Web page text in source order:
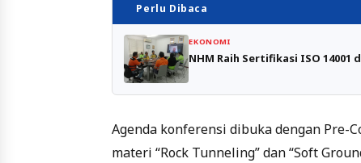
Perlu Dibaca
EKONOMI
NHM Raih Sertifikasi ISO 14001
Agenda konferensi dibuka dengan Pre-
materi “Rock Tunneling” dan “Soft